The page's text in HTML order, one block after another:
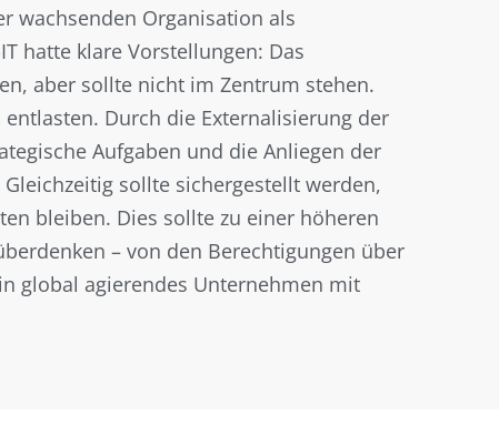
wachsenden Organisation als
hatte klare Vorstellungen: Das
aber sollte nicht im Zentrum stehen.
Durch die Externalisierung der
Aufgaben und die Anliegen der
sollte sichergestellt werden,
bleiben. Dies sollte zu einer höheren
– von den Berechtigungen über
global agierendes Unternehmen mit